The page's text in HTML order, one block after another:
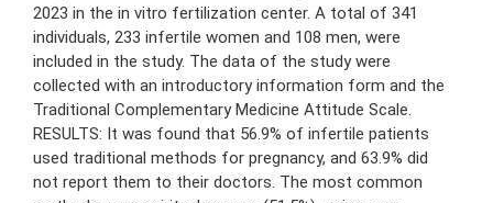
2023 in the in vitro fertilization center. A total of 341
individuals, 233 infertile women and 108 men, were
included in the study. The data of the study were
collected with an introductory information form and the
Traditional Complementary Medicine Attitude Scale.
RESULTS: It was found that 56.9% of infertile patients
used traditional methods for pregnancy, and 63.9% did
not report them to their doctors. The most common